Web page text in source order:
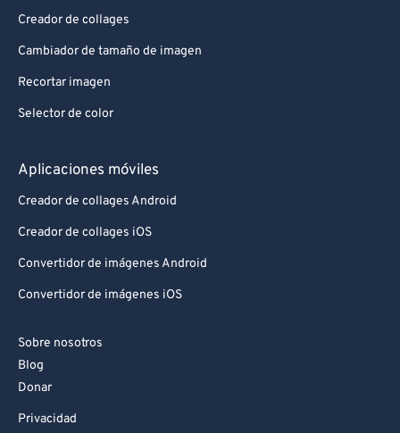
Creador de collages
Cambiador de tamaño de imagen
Recortar imagen
Selector de color
Aplicaciones móviles
Creador de collages Android
Creador de collages iOS
Convertidor de imágenes Android
Convertidor de imágenes iOS
Sobre nosotros
Blog
Donar
Privacidad